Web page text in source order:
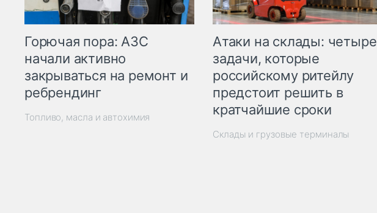
Горючая пора: АЗС
начали активно
закрываться на ремонт и
ребрендинг
Топливо, масла и автохимия
Атаки на склады: четыре
задачи, которые
российскому ритейлу
предстоит решить в
кратчайшие сроки
Склады и грузовые терминалы